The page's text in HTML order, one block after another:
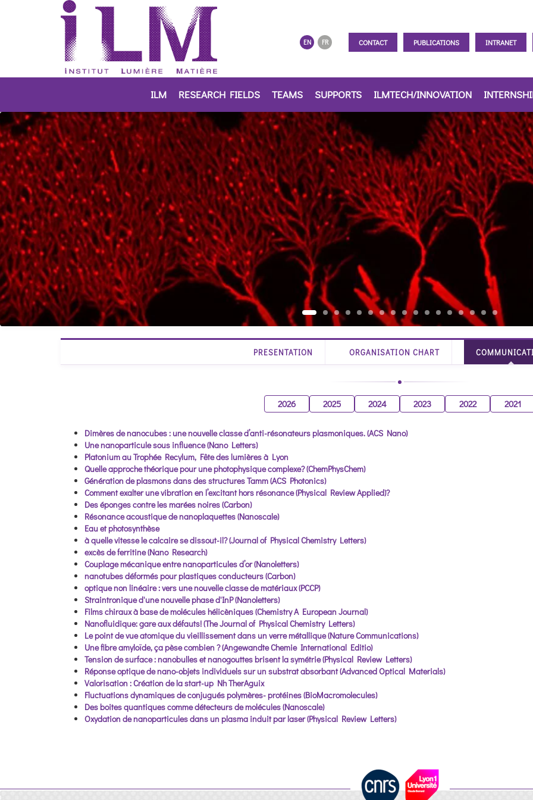
FR
EN CONTACT PUBLICATIONS INTRANET
ILM RESEARCH FIELDS TEAMS SUPPORTS ILMTECH/INNOVATION
PRESENTATION ORGANISATION CHART
2026 2025 2024 2023 2022 2021
Dimères de nanocubes : une nouvelle classe d’anti-résonateurs plasmoniques. (ACS Nano)
Une nanoparticule sous influence (Nano Letters)
Platonium au Trophée Recylum, Fête des lumières à Lyon
Quelle approche théorique pour une photophysique complexe? (ChemPhysChem)
Génération de plasmons dans des structures Tamm (ACS Photonics)
Comment exalter une vibration en l’excitant hors résonance (Physical Review Applied)?
Des éponges contre les marées noires (Carbon)
Résonance acoustique de nanoplaquettes (Nanoscale)
Eau et photosynthèse
à quelle vitesse le calcaire se dissout-il? (Journal of Physical Chemistry Letters)
excès de ferritine (Nano Research)
Couplage mécanique entre nanoparticules d’or (Nanoletters)
nanotubes déformés pour plastiques conducteurs (Carbon)
optique non linéaire : vers une nouvelle classe de matériaux (PCCP)
Straintronique d'une nouvelle phase d'InP (Nanoletters)
Films chiraux à base de molécules hélicèniques (Chemistry A European Journal)
Nanofluidique: gare aux défauts! (The Journal of Physical Chemistry Letters)
Le point de vue atomique du vieillissement dans un verre métallique (Nature Communications)
Une fibre amyloïde, ça pèse combien ? (Angewandte Chemie International Editio)
Tension de surface : nanobulles et nanogouttes brisent la symétrie (Physical Review Letters)
Réponse optique de nano-objets individuels sur un substrat absorbant (Advanced Optical Materials)
Valorisation : Création de la start-up Nh TherAguix
Fluctuations dynamiques de conjugués polymères- protéines (BioMacromolecules)
Des boites quantiques comme détecteurs de molécules (Nanoscale)
Oxydation de nanoparticules dans un plasma induit par laser (Physical Review Letters)